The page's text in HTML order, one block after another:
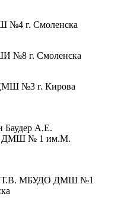
г. Смоленска
№8 г. Смоленска
№3 г. Кирова
Баудер А.Е.
ДМШ № 1 им.М.
Т.В. МБУДО ДМШ №1